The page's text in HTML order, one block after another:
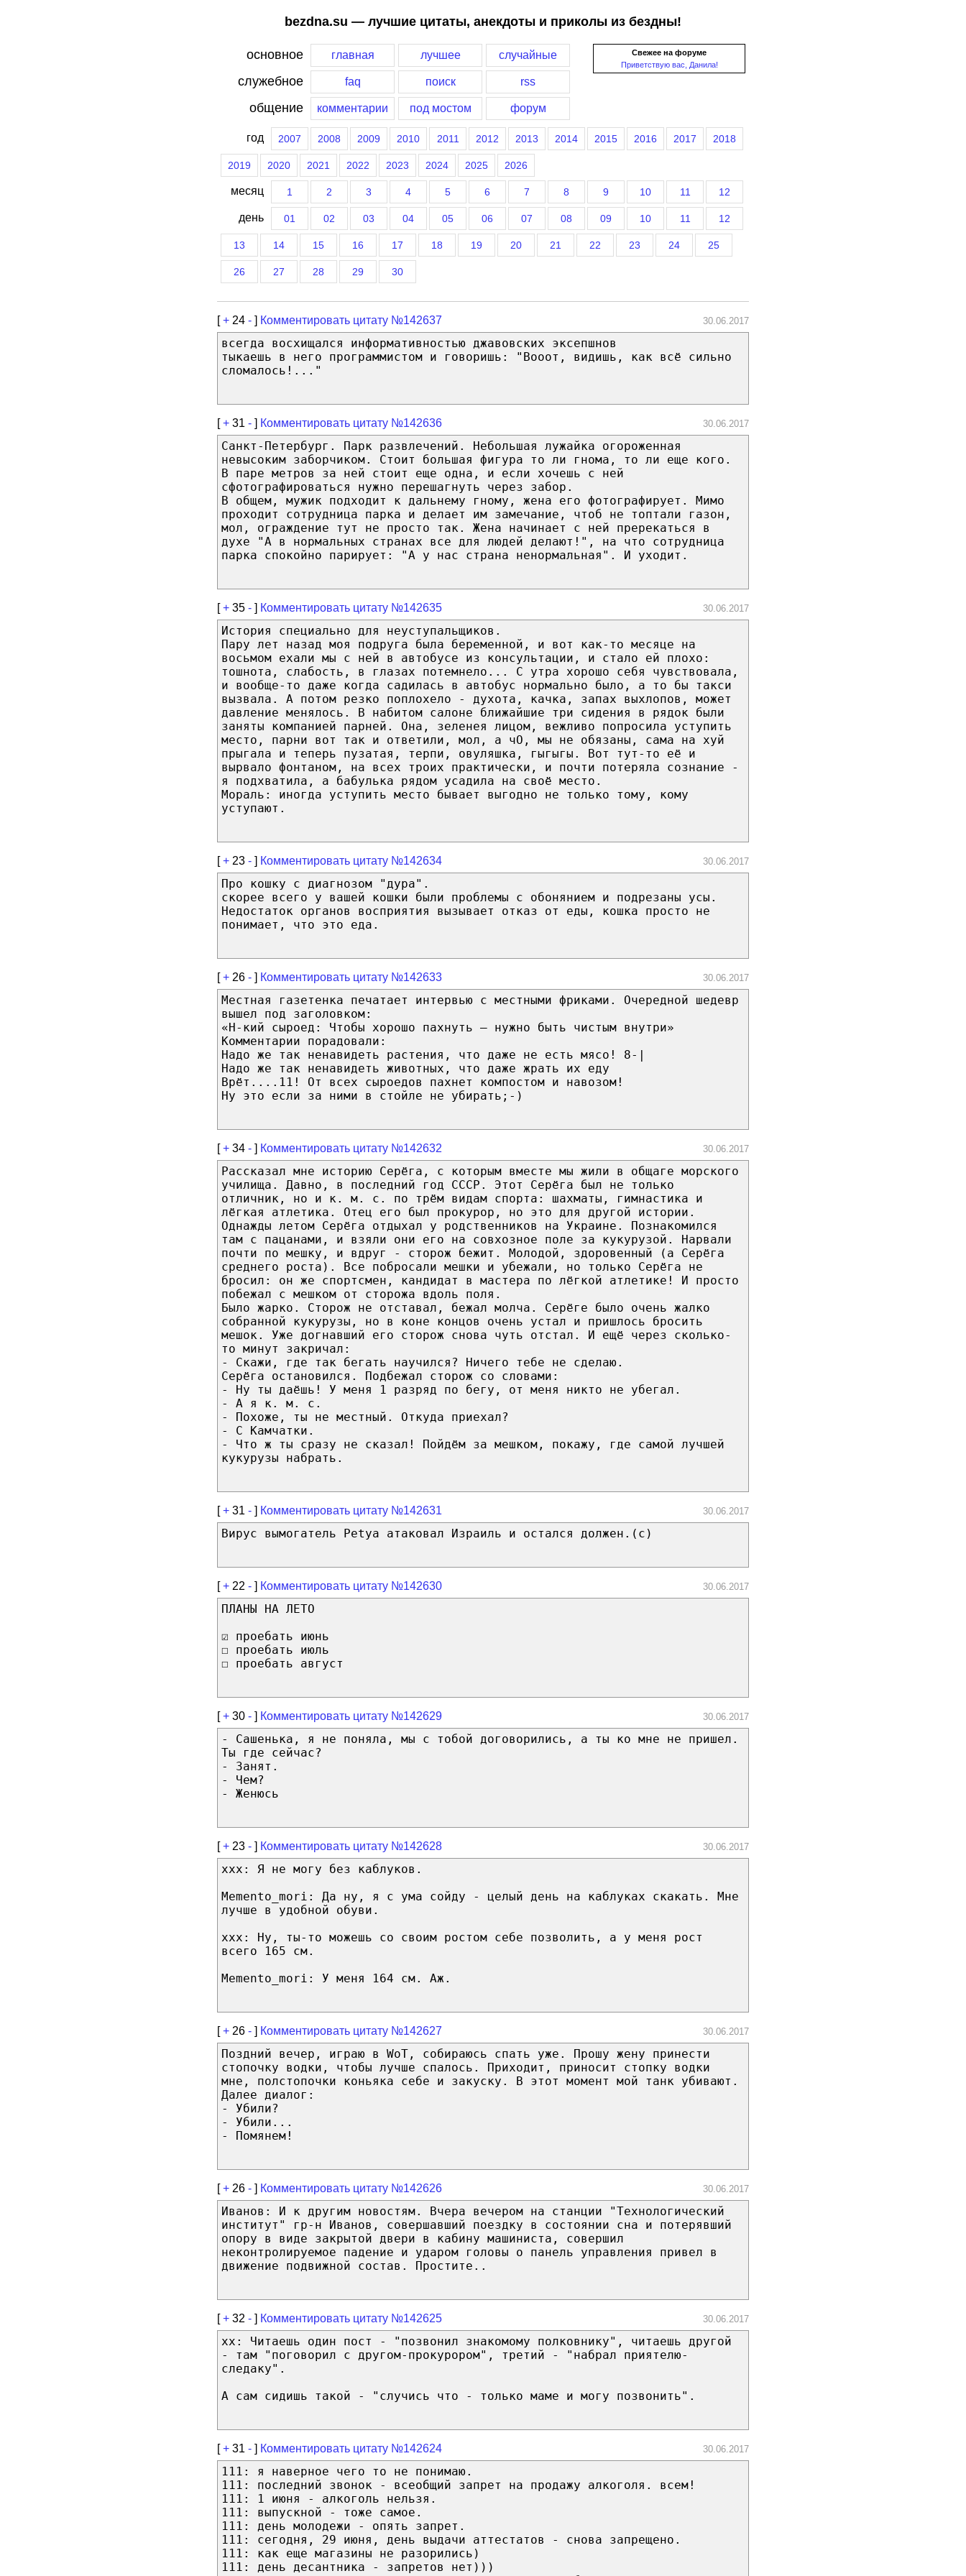
bezdna.su — лучшие цитаты, анекдоты и приколы из бездны!
Свежее на форуме
Приветствую вас, Данила!
основное главная лучшее случайные
служебное faq поиск rss
общение комментарии под мостом форум
год 2007 2008 2009 2010 2011 2012 2013 2014 2015 2016 2017 2018
2019 2020 2021 2022 2023 2024 2025 2026
месяц 1 2 3 4 5 6 7 8 9 10 11 12
день 01 02 03 04 05 06 07 08 09 10 11 12
13 14 15 16 17 18 19 20 21 22 23 24 25
26 27 28 29 30
[+ 24 - ] Комментировать цитату №142637 30.06.2017
всегда восхищался информативностью джавовских эксепшнов
тыкаешь в него программистом и говоришь: "Вооот, видишь, как всё сильно
сломалось!..."
[+ 31 - ] Комментировать цитату №142636 30.06.2017
Санкт-Петербург. Парк развлечений. Небольшая лужайка огороженная
невысоким заборчиком. Стоит большая фигура то ли гнома, то ли еще кого.
В паре метров за ней стоит еще одна, и если хочешь с ней
сфотографироваться нужно перешагнуть через забор.
В общем, мужик подходит к дальнему гному, жена его фотографирует. Мимо
проходит сотрудница парка и делает им замечание, чтоб не топтали газон,
мол, ограждение тут не просто так. Жена начинает с ней пререкаться в
духе "А в нормальных странах все для людей делают!", на что сотрудница
парка спокойно парирует: "А у нас страна ненормальная". И уходит.
[+ 35 - ] Комментировать цитату №142635 30.06.2017
История специально для неуступальщиков.
Пару лет назад моя подруга была беременной, и вот как-то месяце на
восьмом ехали мы с ней в автобусе из консультации, и стало ей плохо:
тошнота, слабость, в глазах потемнело... С утра хорошо себя чувствовала,
и вообще-то даже когда садилась в автобус нормально было, а то бы такси
вызвала. А потом резко поплохело - духота, качка, запах выхлопов, может
давление менялось. В набитом салоне ближайшие три сидения в рядок были
заняты компанией парней. Она, зеленея лицом, вежливо попросила уступить
место, парни вот так и ответили, мол, а чО, мы не обязаны, сама на хуй
прыгала и теперь пузатая, терпи, овуляшка, гыгыгы. Вот тут-то её и
вырвало фонтаном, на всех троих практически, и почти потеряла сознание -
я подхватила, а бабулька рядом усадила на своё место.
Мораль: иногда уступить место бывает выгодно не только тому, кому
уступают.
[+ 23 - ] Комментировать цитату №142634 30.06.2017
Про кошку с диагнозом "дура".
скорее всего у вашей кошки были проблемы с обонянием и подрезаны усы.
Недостаток органов восприятия вызывает отказ от еды, кошка просто не
понимает, что это еда.
[+ 26 - ] Комментировать цитату №142633 30.06.2017
Местная газетенка печатает интервью с местными фриками. Очередной шедевр
вышел под заголовком:
«Н-кий сыроед: Чтобы хорошо пахнуть – нужно быть чистым внутри»
Комментарии порадовали:
Надо же так ненавидеть растения, что даже не есть мясо! 8-|
Надо же так ненавидеть животных, что даже жрать их еду
Врёт....11! От всех сыроедов пахнет компостом и навозом!
Ну это если за ними в стойле не убирать;-)
[+ 34 - ] Комментировать цитату №142632 30.06.2017
Рассказал мне историю Серёга, с которым вместе мы жили в общаге морского
училища. Давно, в последний год СССР. Этот Серёга был не только
отличник, но и к. м. с. по трём видам спорта: шахматы, гимнастика и
лёгкая атлетика. Отец его был прокурор, но это для другой истории.
Однажды летом Серёга отдыхал у родственников на Украине. Познакомился
там с пацанами, и взяли они его на совхозное поле за кукурузой. Нарвали
почти по мешку, и вдруг - сторож бежит. Молодой, здоровенный (а Серёга
среднего роста). Все побросали мешки и убежали, но только Серёга не
бросил: он же спортсмен, кандидат в мастера по лёгкой атлетике! И просто
побежал с мешком от сторожа вдоль поля.
Было жарко. Сторож не отставал, бежал молча. Серёге было очень жалко
собранной кукурузы, но в коне концов очень устал и пришлось бросить
мешок. Уже догнавший его сторож снова чуть отстал. И ещё через сколько-
то минут закричал:
- Скажи, где так бегать научился? Ничего тебе не сделаю.
Серёга остановился. Подбежал сторож со словами:
- Ну ты даёшь! У меня 1 разряд по бегу, от меня никто не убегал.
- А я к. м. с.
- Похоже, ты не местный. Откуда приехал?
- С Камчатки.
- Что ж ты сразу не сказал! Пойдём за мешком, покажу, где самой лучшей
кукурузы набрать.
[+ 31 - ] Комментировать цитату №142631 30.06.2017
Вирус вымогатель Petya атаковал Израиль и остался должен.(c)
[+ 22 - ] Комментировать цитату №142630 30.06.2017
ПЛАНЫ НА ЛЕТО
☑ проебать июнь
☐ проебать июль
☐ проебать август
[+ 30 - ] Комментировать цитату №142629 30.06.2017
- Сашенька, я не поняла, мы с тобой договорились, а ты ко мне не пришел.
Ты где сейчас?
- Занят.
- Чем?
- Женюсь
[+ 23 - ] Комментировать цитату №142628 30.06.2017
ххх: Я не могу без каблуков.
Memento_mori: Да ну, я с ума сойду - целый день на каблуках скакать. Мне
лучше в удобной обуви.
ххх: Ну, ты-то можешь со своим ростом себе позволить, а у меня рост
всего 165 см.
Memento_mori: У меня 164 см. Аж.
[+ 26 - ] Комментировать цитату №142627 30.06.2017
Поздний вечер, играю в WoT, собираюсь спать уже. Прошу жену принести
стопочку водки, чтобы лучше спалось. Приходит, приносит стопку водки
мне, полстопочки коньяка себе и закуску. В этот момент мой танк убивают.
Далее диалог:
- Убили?
- Убили...
- Помянем!
[+ 26 - ] Комментировать цитату №142626 30.06.2017
Иванов: И к другим новостям. Вчера вечером на станции "Технологический
институт" гр-н Иванов, совершавший поездку в состоянии сна и потерявший
опору в виде закрытой двери в кабину машиниста, совершил
неконтролируемое падение и ударом головы о панель управления привел в
движение подвижной состав. Простите..
[+ 32 - ] Комментировать цитату №142625 30.06.2017
xx: Читаешь один пост - "позвонил знакомому полковнику", читаешь другой
- там "поговорил с другом-прокурором", третий - "набрал приятелю-
следаку".
А сам сидишь такой - "случись что - только маме и могу позвонить".
[+ 31 - ] Комментировать цитату №142624 30.06.2017
111: я наверное чего то не понимаю.
111: последний звонок - всеобщий запрет на продажу алкоголя. всем!
111: 1 июня - алкоголь нельзя.
111: выпускной - тоже самое.
111: день молодежи - опять запрет.
111: сегодня, 29 июня, день выдачи аттестатов - снова запрещено.
111: как еще магазины не разорились)
111: день десантника - запретов нет)))